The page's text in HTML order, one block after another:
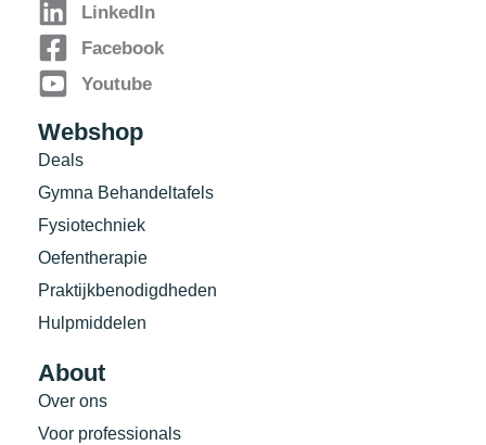
LinkedIn
Facebook
Youtube
Webshop
Deals
Gymna Behandeltafels
Fysiotechniek
Oefentherapie
Praktijkbenodigdheden
Hulpmiddelen
About
Over ons
Voor professionals